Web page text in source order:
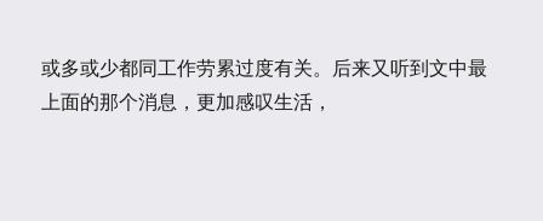
或多或少都同工作劳累过度有关。后来又听到文中最
上面的那个消息，更加感叹生活，